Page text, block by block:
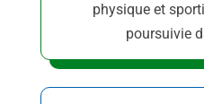
physique et
poursuivie